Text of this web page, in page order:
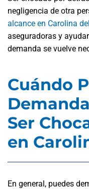
negligencia de otra
alcance en Carolina
aseguradoras y
demanda se vuelve
Cuándo
Ser
en
En general, puedes